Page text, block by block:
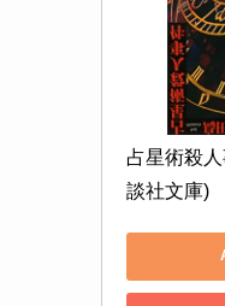
占星術殺
談社文庫)